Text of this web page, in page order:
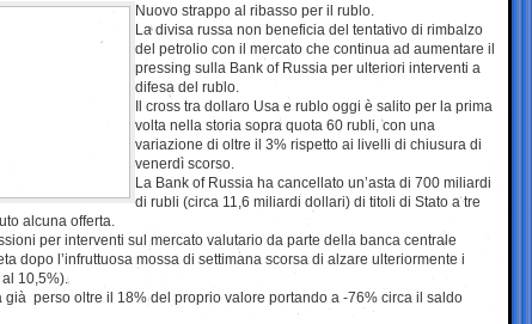
Nuovo strappo al ribasso per il rublo.
La divisa russa non beneficia del tentativo di rimbalzo
del petrolio con il mercato che continua ad aumentare il
pressing sulla Bank of Russia per ulteriori interventi a
difesa del rublo.
Il cross tra dollaro Usa e rublo oggi è salito per la prima
volta nella storia sopra quota 60 rubli, con una
variazione di oltre il 3% rispetto ai livelli di chiusura di
venerdì scorso.
La Bank of Russia ha cancellato un’asta di 700 miliardi
di rubli (circa 11,6 miliardi dollari) di titoli di Stato a tre
alcuna offerta.
per interventi sul mercato valutario da parte della banca centrale
dopo l’infruttuosa mossa di settimana scorsa di alzare ulteriormente i
10,5%).
già perso oltre il 18% del proprio valore portando a -76% circa il saldo